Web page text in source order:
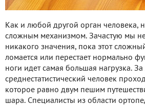
Как и любой другой орган человека,
сложным механизмом. Зачастую мы
никакого значения, пока этот
ломается или перестает нормально
ноги идет самая большая нагрузка.
среднестатистический человек
которое равно двум пешим
шара. Специалисты из области